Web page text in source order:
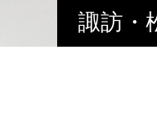
諏訪・